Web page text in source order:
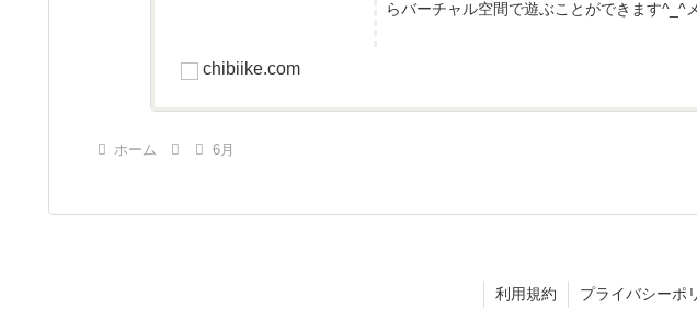
らバーチャル空間で遊ぶことができます^_^
chibiike.com
ホーム 6月
利用規約 プライバシーポ